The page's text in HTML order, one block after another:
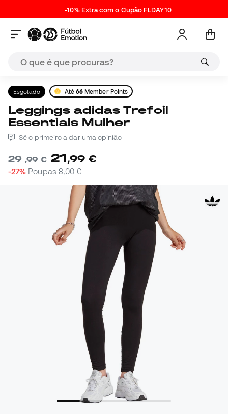
-10% Extra com o Cupão FLDAY10
Esgotado Até 66 Member Points
Leggings adidas Trefoil
Essentials Mulher
Sê o primeiro a dar uma opinião
29,99 € 21,99 €
-27% Poupas 8,00 €